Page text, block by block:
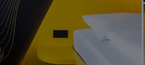
in China